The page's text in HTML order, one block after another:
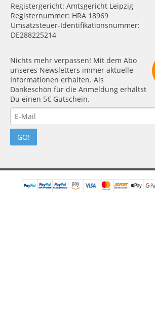
Registergericht: Amtsgericht Leipzig
Registernummer: HRA 18969
Umsatzsteuer-Identifikationsnummer:
DE288225214
Nichts mehr verpassen! Mit dem Abo
unseres Newsletters immer aktuelle
Informationen erhalten. Als
Dankeschön für die Anmeldung erhältst
Du einen 5€ Gutschein.
GO!